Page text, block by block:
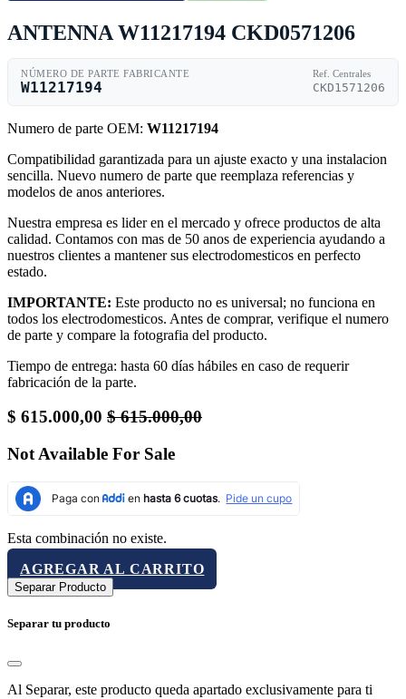
ANTENNA W11217194 CKD0571206
NÚMERO DE PARTE FABRICANTE
W11217194
Ref. Centrales
CKD1571206
Numero de parte OEM: W11217194
Compatibilidad garantizada para un ajuste exacto y una instalacion
sencilla. Nuevo numero de parte que reemplaza referencias y
modelos de anos anteriores.
Nuestra empresa es lider en el mercado y ofrece productos de alta
calidad. Contamos con mas de 50 anos de experiencia ayudando a
nuestros clientes a mantener sus electrodomesticos en perfecto
estado.
IMPORTANTE: Este producto no es universal; no funciona en
todos los electrodomesticos. Antes de comprar, verifique el numero
de parte y compare la fotografia del producto.
Tiempo de entrega: hasta 60 días hábiles en caso de requerir
fabricación de la parte.
$ 615.000,00 $615.000,00
Not Available For Sale
Esta combinación no existe.
AGREGAR AL CARRITO
Separar Producto
Separar tu producto
Al Separar, este producto queda apartado exclusivamente para ti